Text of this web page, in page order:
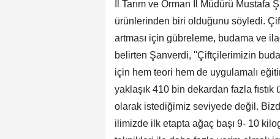
İl Tarım ve Orman İl Müdürü Mustafa
ürünlerinden biri olduğunu söyledi.
artması için gübreleme, budama ve
belirten Şanverdi, ''Çiftçilerimizin
için hem teori hem de uygulamalı
yaklaşık 410 bin dekardan fazla fıstık
olarak istediğimiz seviyede değil.
ilimizde ilk etapta ağaç başı 9- 10